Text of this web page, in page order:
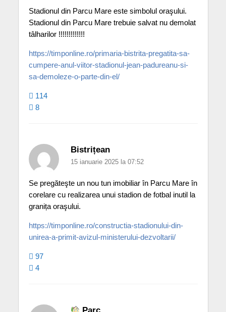
Stadionul din Parcu Mare este simbolul oraşului.
Stadionul din Parcu Mare trebuie salvat nu demolat
tâlharilor !!!!!!!!!!!!!
https://timponline.ro/primaria-bistrita-pregatita-sa-
cumpere-anul-viitor-stadionul-jean-padureanu-si-
sa-demoleze-o-parte-din-el/
114
8
Bistrițean
15 ianuarie 2025 la 07:52
Se pregăteşte un nou tun imobiliar în Parcu Mare în
corelare cu realizarea unui stadion de fotbal inutil la
granița oraşului.
https://timponline.ro/constructia-stadionului-din-
unirea-a-primit-avizul-ministerului-dezvoltarii/
97
4